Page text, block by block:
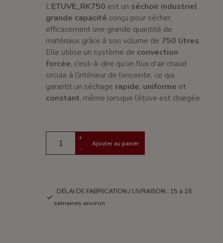
L’ETUVE_RK750 est un séchoir industriel
grande capacité conçu pour sécher
efficacement une grande quantité de
matériaux grâce à son volume de 750 litres.
Elle utilise un système de convection
forcée, c’est-à-dire qu’un flux d’air chaud
circule à l’intérieur de l’enceinte, ce qui
garantit un séchage rapide, uniforme et
constant, même lorsque l’étuve est chargée.
+
-
Ajouter au panier
DÉLAI DE FABRICATION / LIVRAISON : 15 à 16
semaines environ